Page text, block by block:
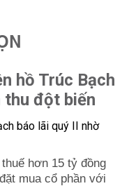
hồ Trúc Bạch
thu đột biến
hơn 15 tỷ đồng
mua cổ phần với